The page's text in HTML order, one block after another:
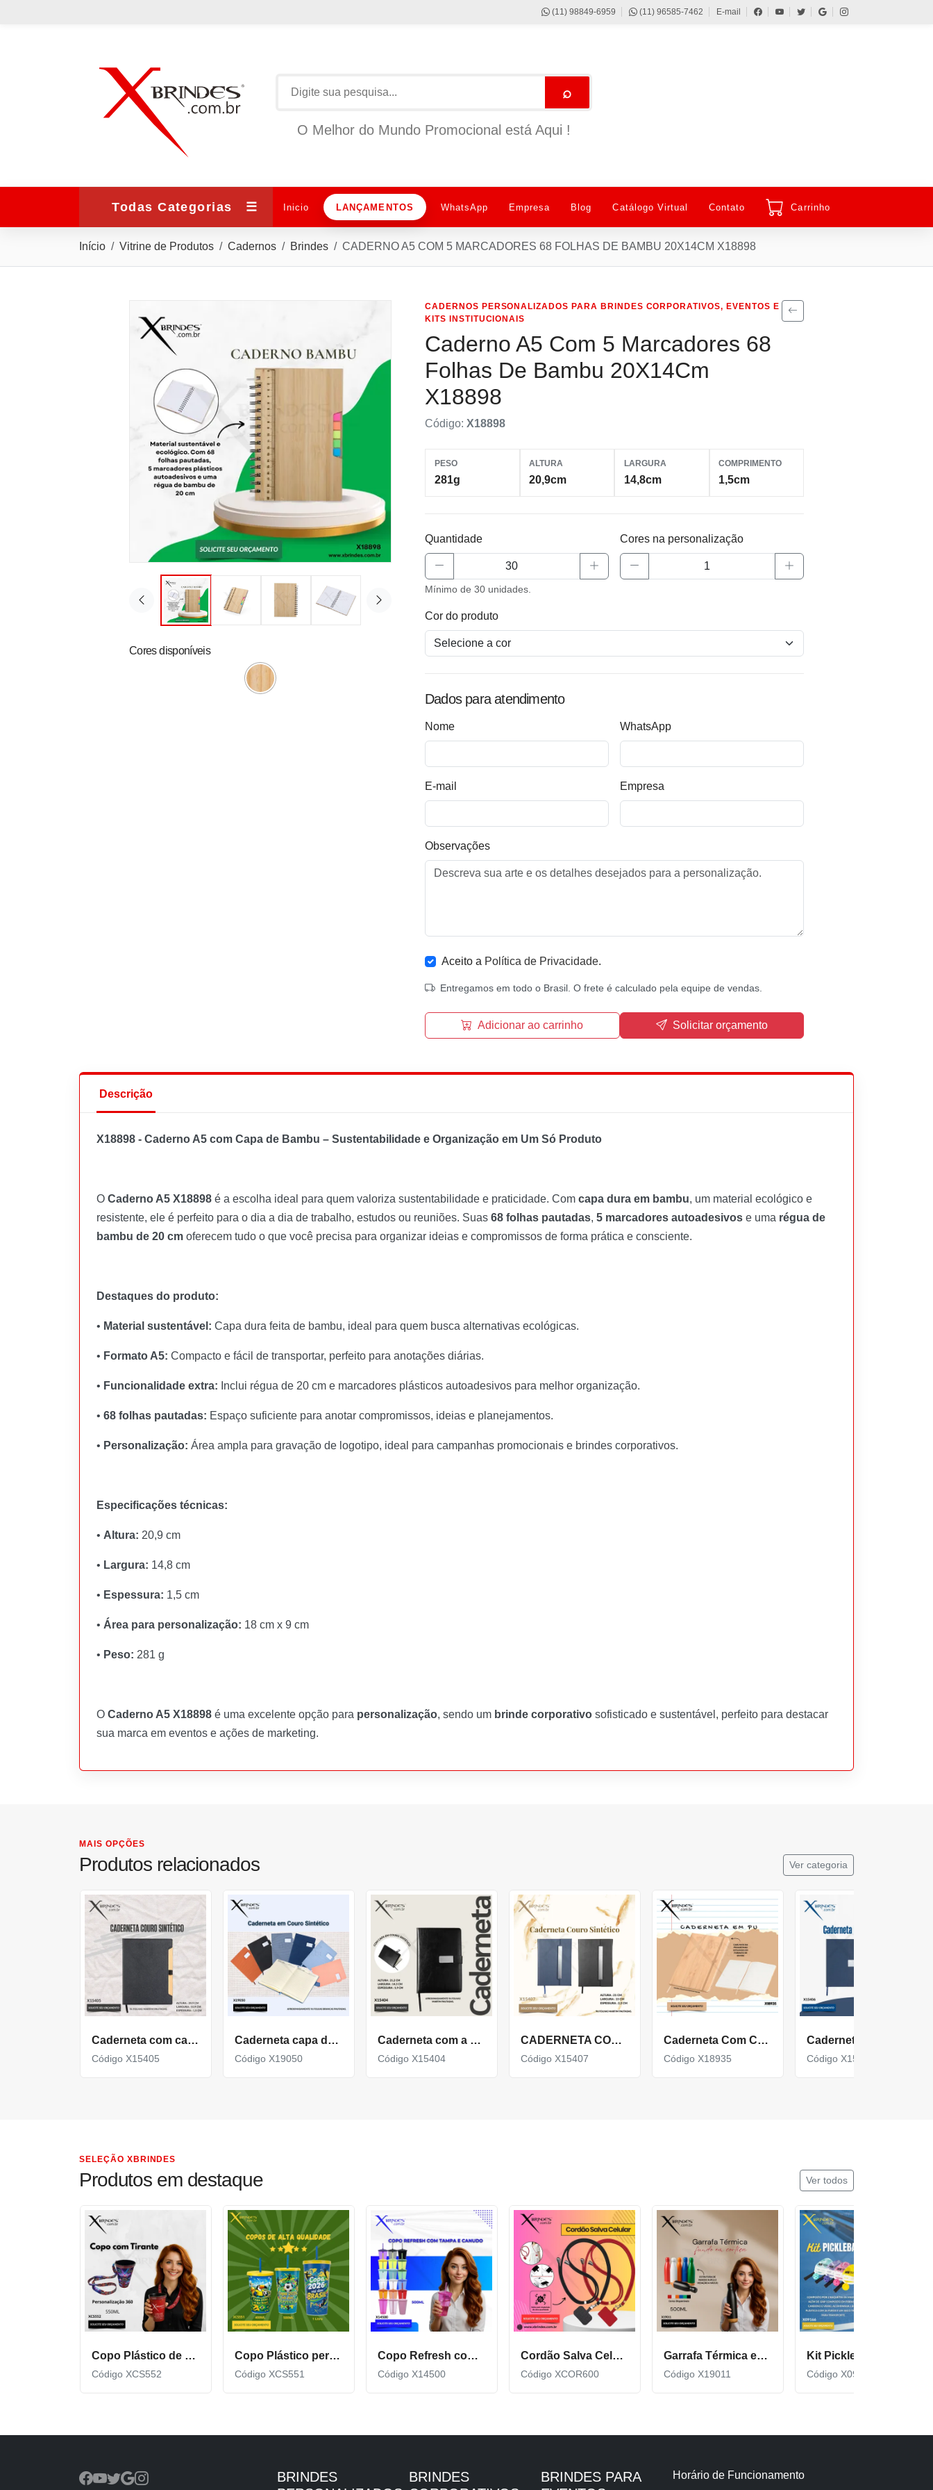
(11) 98849-6959 (11) 96585-7462 E-mail
⌕
O Melhor do Mundo Promocional está Aqui !
Todas Categorias ☰ Inicio LANÇAMENTOS WhatsApp Empresa Blog Catálogo Virtual Contato Carrinho
Início Vitrine de Produtos Cadernos Brindes CADERNO A5 COM 5 MARCADORES 68 FOLHAS DE BAMBU 20X14CM X18898
Cores disponíveis
CADERNOS PERSONALIZADOS PARA BRINDES CORPORATIVOS, EVENTOS E
KITS INSTITUCIONAIS
Caderno A5 Com 5 Marcadores 68
Folhas De Bambu 20X14Cm
X18898
Código: X18898
PESO
281g
ALTURA
20,9cm
LARGURA
14,8cm
COMPRIMENTO
1,5cm
Quantidade
Mínimo de 30 unidades.
Cores na personalização
Cor do produto
Dados para atendimento
Nome WhatsApp
E-mail Empresa
Observações
Aceito a Política de Privacidade.
Entregamos em todo o Brasil. O frete é calculado pela equipe de vendas.
Adicionar ao carrinho Solicitar orçamento
Descrição
X18898 - Caderno A5 com Capa de Bambu – Sustentabilidade e Organização em Um Só Produto
O Caderno A5 X18898 é a escolha ideal para quem valoriza sustentabilidade e praticidade. Com capa dura em bambu, um material ecológico e
resistente, ele é perfeito para o dia a dia de trabalho, estudos ou reuniões. Suas 68 folhas pautadas, 5 marcadores autoadesivos e uma régua de
bambu de 20 cm oferecem tudo o que você precisa para organizar ideias e compromissos de forma prática e consciente.
Destaques do produto:
• Material sustentável: Capa dura feita de bambu, ideal para quem busca alternativas ecológicas.
• Formato A5: Compacto e fácil de transportar, perfeito para anotações diárias.
• Funcionalidade extra: Inclui régua de 20 cm e marcadores plásticos autoadesivos para melhor organização.
• 68 folhas pautadas: Espaço suficiente para anotar compromissos, ideias e planejamentos.
• Personalização: Área ampla para gravação de logotipo, ideal para campanhas promocionais e brindes corporativos.
Especificações técnicas:
• Altura: 20,9 cm
• Largura: 14,8 cm
• Espessura: 1,5 cm
• Área para personalização: 18 cm x 9 cm
• Peso: 281 g
O Caderno A5 X18898 é uma excelente opção para personalização, sendo um brinde corporativo sofisticado e sustentável, perfeito para destacar
sua marca em eventos e ações de marketing.
MAIS OPÇÕES
Produtos relacionados Ver categoria
Caderneta com capa em couro sintético 96 folhas X15405
Código X15405
Caderneta capa dura produzida em couro sintético X19050
Código X19050
Caderneta com a capa em couro sintético 96 folhas X15404
Código X15404
CADERNETA COM CAPA EM COURO SINTÉTICO LEVEMENTE TEXTURIZADA X15407
Código X15407
Caderneta Com Capa Em Pu Em Formato De Bambu X18935
Código X18935 Código X15406
SELEÇÃO XBRINDES
Produtos em destaque Ver todos
Copo Plástico de 550 ML com Tirante Personalizado XCS552
Código XCS552
Copo Plástico personalizado In Mold Label 360 XCS551
Código XCS551
Copo Refresh com Tampa e Canudo possui capacidade de 500ml X14500
Código X14500
Cordão Salva Celular Universal De Qualidade Xcor600
Código XCOR600
Garrafa Térmica em Inox com Fundo de Cortiça X19011
Código X19011 Código X09166
BRINDES
BRINDES
BRINDES PARA
Horário de Funcionamento